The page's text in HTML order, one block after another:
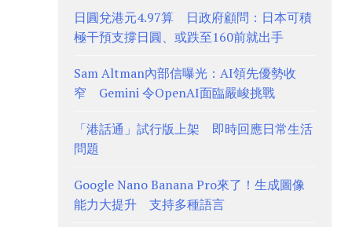
日圓兌港元4.97算 日政府顧問：日本可積
極干預支撐日圓、或跌至160前就出手
Sam Altman內部信曝光：AI領先優勢收
窄 Gemini 令OpenAI面臨嚴峻挑戰
「港話通」試行版上架 即時回應日常生活
問題
Google Nano Banana Pro來了！生成圖像
能力大提升 支持多種語言